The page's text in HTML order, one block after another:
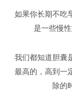
如果你长期不吃
是一些慢
我们都知道胆囊
最高的，高到一
除的